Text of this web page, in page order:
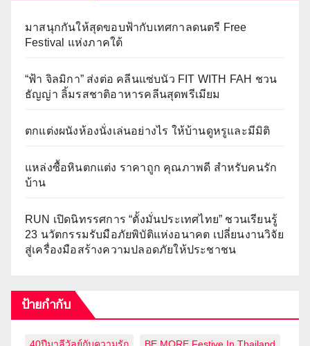
มาสนุกกันให้สุดขอบฟ้ากับเทศกาลดนตรี Free
Festival แห่งภาคใต้
“ฟ้า จิลมิกา” ส่งต่อ คลีนแซ่บนัว FIT WITH FAH ชวน
ธัญญ่า ลิ้มรสชาติอาหารคลีนสุดพรีเมียม
ตกแต่งผนังห้องนั่งเล่นอย่างไร ให้บ้านดูหรูและมีมิติ
แหล่งซื้อหินตกแต่ง ราคาถูก คุณภาพดี สำหรับคนรัก
บ้าน
RUN เปิดนิทรรศการ “ตั้งมั่นประเทศไทย” ชวนเรียนรู้
23 นวัตกรรมรับมือภัยพิบัติแห่งอนาคต เปลี่ยนงานวิจัย
สู่เครื่องมือสร้างความปลอดภัยให้ประชาชน
ป้ายกำกับ